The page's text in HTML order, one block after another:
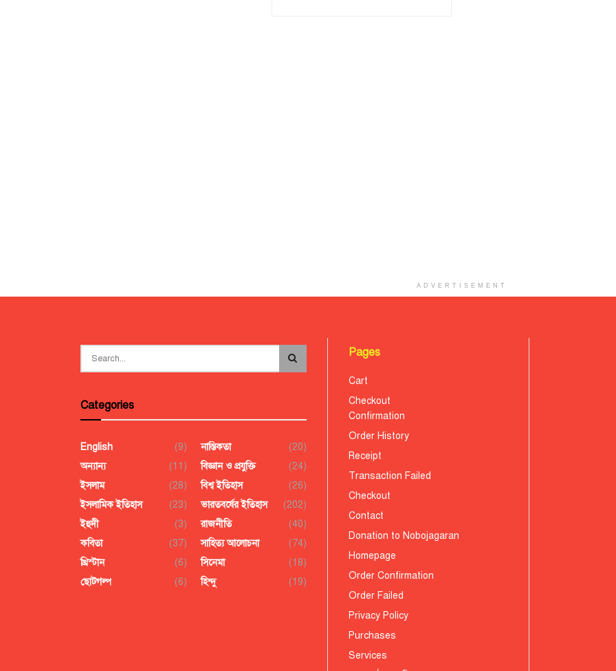
ADVERTISEMENT
Categories
English
(9)
অন্যান্য
(11)
ইসলাম
(28)
ইসলামিক ইতিহাস
(23)
ইহুদী
(3)
কবিতা
(37)
খ্রিস্টান
(6)
ছোটগল্প
(6)
নাস্তিকতা
(20)
বিজ্ঞান ও প্রযুক্তি
(24)
বিশ্ব ইতিহাস
(26)
ভারতবর্ষের ইতিহাস
(202)
রাজনীতি
(40)
সাহিত্য আলোচনা
(74)
সিনেমা
(18)
হিন্দু
(19)
Pages
Cart
Checkout
Confirmation
Order History
Receipt
Transaction Failed
Checkout
Contact
Donation to Nobojagaran
Homepage
Order Confirmation
Order Failed
Privacy Policy
Purchases
Services